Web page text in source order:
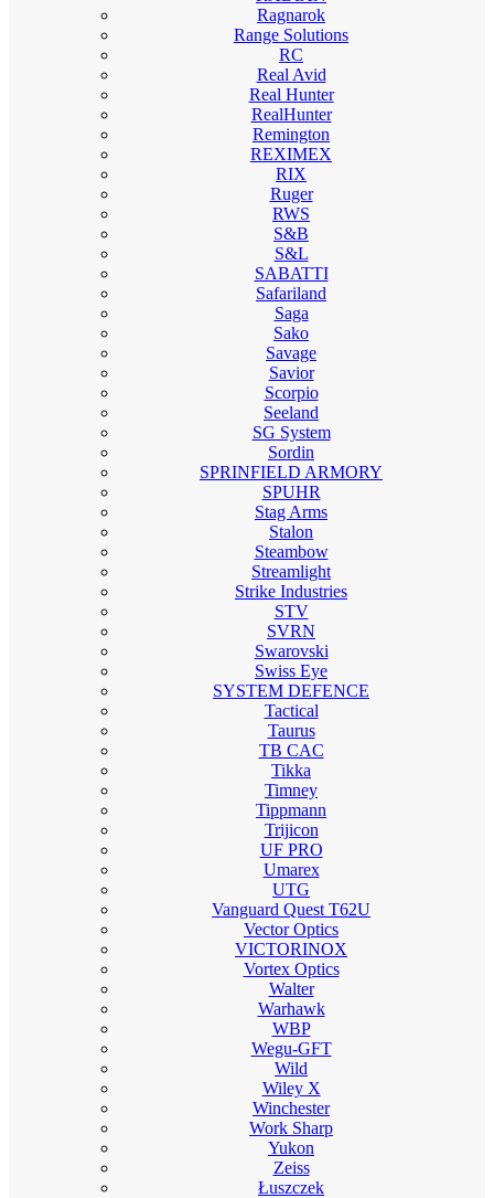
Ragnarok
Range Solutions
RC
Real Avid
Real Hunter
RealHunter
Remington
REXIMEX
RIX
Ruger
RWS
S&B
S&L
SABATTI
Safariland
Saga
Sako
Savage
Savior
Scorpio
Seeland
SG System
Sordin
SPRINFIELD ARMORY
SPUHR
Stag Arms
Stalon
Steambow
Streamlight
Strike Industries
STV
SVRN
Swarovski
Swiss Eye
SYSTEM DEFENCE
Tactical
Taurus
TB CAC
Tikka
Timney
Tippmann
Trijicon
UF PRO
Umarex
UTG
Vanguard Quest T62U
Vector Optics
VICTORINOX
Vortex Optics
Walter
Warhawk
WBP
Wegu-GFT
Wild
Wiley X
Winchester
Work Sharp
Yukon
Zeiss
Łuszczek